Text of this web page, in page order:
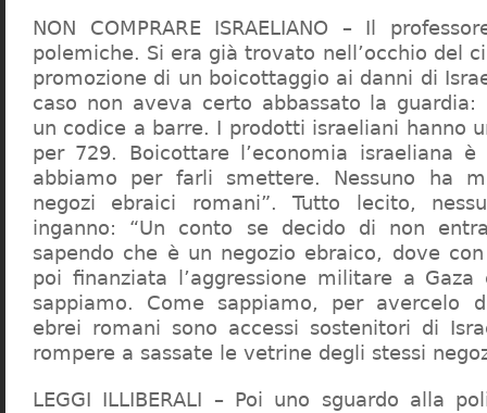
NON COMPRARE ISRAELIANO – Il
polemiche. Si era già trovato nell’occhio del
promozione di un boicottaggio ai danni di
caso non aveva certo abbassato la guardia:
un codice a barre. I prodotti israeliani hanno
per 729. Boicottare l’economia israeliana è
abbiamo per farli smettere. Nessuno ha
negozi ebraici romani”. Tutto lecito,
inganno: “Un conto se decido di non
sapendo che è un negozio ebraico, dove
poi finanziata l’aggressione militare a
sappiamo. Come sappiamo, per avercelo
ebrei romani sono accessi sostenitori di
rompere a sassate le vetrine degli stessi
LEGGI ILLIBERALI – Poi uno sguardo alla